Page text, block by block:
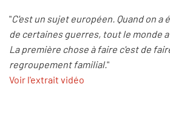
"C'est un sujet européen. Quand on a
de certaines guerres, tout le monde
La première chose à faire c'est de
regroupement familial."
Voir l'extrait vidéo